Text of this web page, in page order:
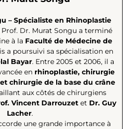
– Spécialiste en Rhinoplastie
Prof. Dr. Murat Songu a terminé
à la Faculté de Médecine de
a poursuivi sa spécialisation en
Bayar. Entre 2005 et 2006, il a
en rhinoplastie, chirurgie
chirurgie de la base du crâne
aux côtés de chirurgiens
Vincent Darrouzetet Dr. Guy
Lacher.
une grande importance à